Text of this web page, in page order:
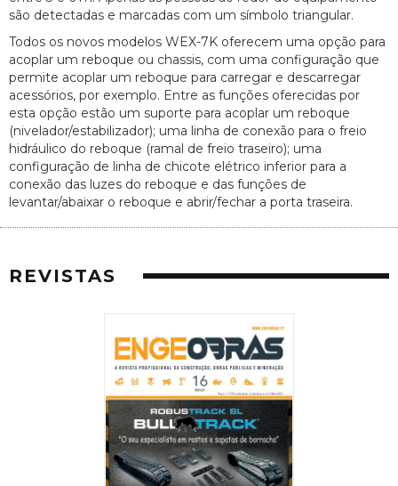
são detectadas e marcadas com um símbolo triangular.
Todos os novos modelos WEX-7K oferecem uma opção para
acoplar um reboque ou chassis, com uma configuração que
permite acoplar um reboque para carregar e descarregar
acessórios, por exemplo. Entre as funções oferecidas por
esta opção estão um suporte para acoplar um reboque
(nivelador/estabilizador); uma linha de conexão para o freio
hidráulico do reboque (ramal de freio traseiro); uma
configuração de linha de chicote elétrico inferior para a
conexão das luzes do reboque e das funções de
levantar/abaixar o reboque e abrir/fechar a porta traseira.
REVISTAS